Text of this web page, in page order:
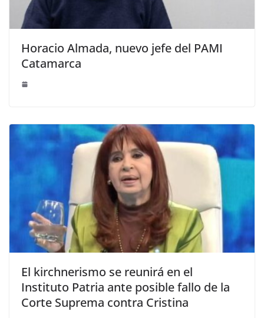
Horacio Almada, nuevo jefe del PAMI
Catamarca
El kirchnerismo se reunirá en el
Instituto Patria ante posible fallo de la
Corte Suprema contra Cristina